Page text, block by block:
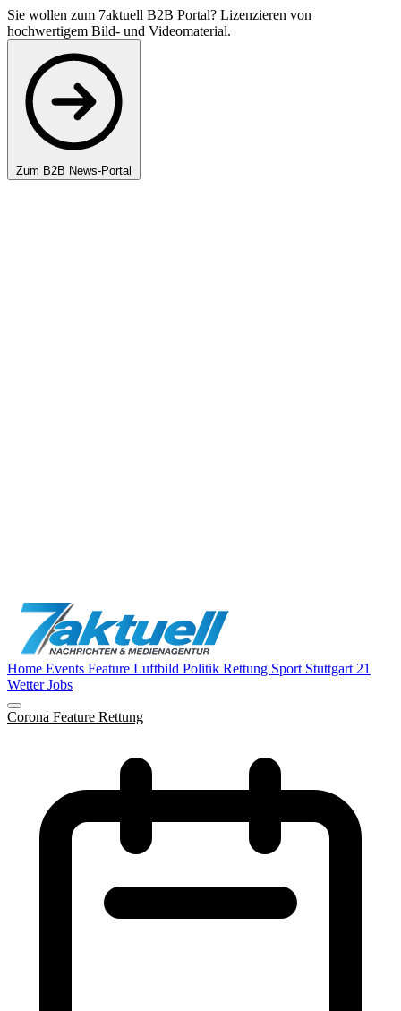
Sie wollen zum 7aktuell B2B Portal? Lizenzieren von
hochwertigem Bild- und Videomaterial.
Zum B2B News-Portal
Home Events Feature Luftbild Politik Rettung Sport Stuttgart 21
WetterJobs
Corona Feature Rettung